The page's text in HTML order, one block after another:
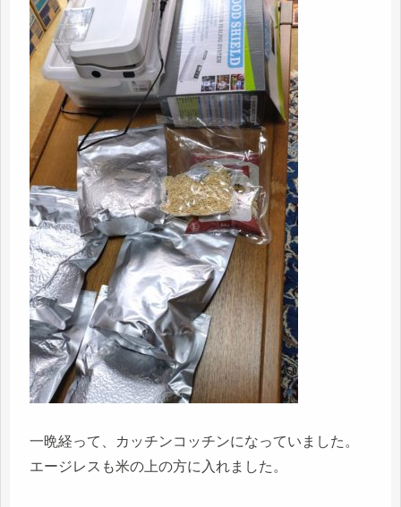
一晩経って、カッチンコッチンになっていました。
エージレスも米の上の方に入れました。